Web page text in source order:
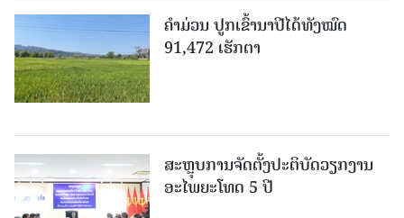
ຄໍາມ່ວນ ປູກເຂົ້ານາປີໄດ້ທັງໝົດ
91,472 ເຮັກຕາ
ສະຫຼຸບການຈັດຕັ້ງປະຕິບັດວຽກງານ
ອະໄພຍະໂທດ 5 ປີ